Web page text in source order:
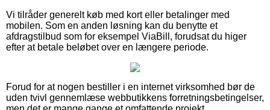
Vi tilråder generelt køb med kort eller betalinger med
mobilen. Som en anden løsning kan du benytte et
afdragstilbud som for eksempel ViaBill, forudsat du higer
efter at betale beløbet over en længere periode.
Forud for at nogen bestiller i en internet virksomhed bør de
uden tvivl gennemlæse webbutikkens forretningsbetingelser,